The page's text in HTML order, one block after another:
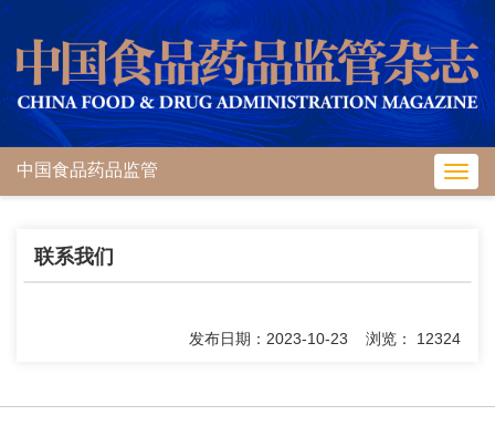
中国食品药品监管
联系我们
发布日期：2023-10-23 浏览： 12324